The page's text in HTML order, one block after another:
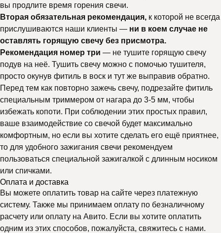
вы продлите время горения свечи.
Вторая обязательная рекомендация, к которой не всегда
прислушиваются наши клиенты — ни в коем случае не
оставлять горящую свечу без присмотра.
Рекомендация номер три — не тушите горящую свечу
подув на неё. Тушить свечу можно с помочью тушителя,
просто окунув фитиль в воск и тут же выправив обратно.
Перед тем как повторно зажечь свечу, подрезайте фитиль
специальным триммером от нагара до 3-5 мм, чтобы
избежать копоти. При соблюдении этих простых правил,
ваше взаимодействие со свечой будет максимально
комфортным, но если вы хотите сделать его ещё приятнее,
то для удобного зажигания свечи рекомендуем
пользоваться специальной зажигалкой с длинным носиком
или спичками.
Оплата и доставка
Вы можете оплатить товар на сайте через платежную
систему. Также мы принимаем оплату по безналичному
расчету или оплату на Авито. Если вы хотите оплатить
одним из этих способов, пожалуйста, свяжитесь с нами.